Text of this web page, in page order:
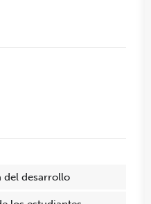
del desarrollo